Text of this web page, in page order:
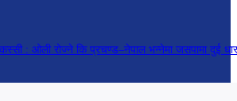
: ओली रोज्ने कि प्रचण्ड–नेपाल भन्नेमा जसपामा दुई धार